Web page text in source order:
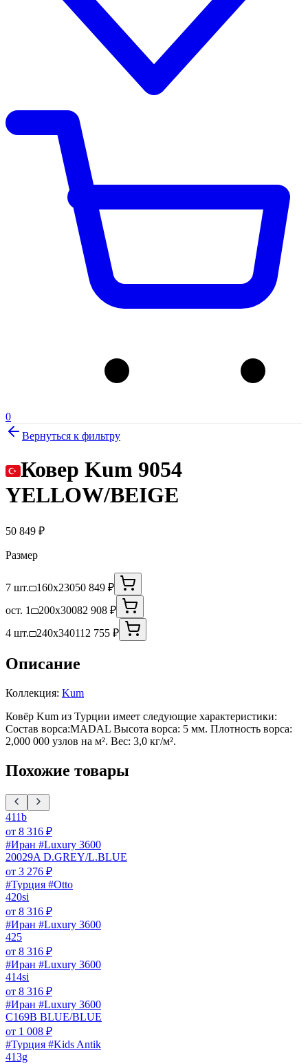
0
Вернуться к фильтру
Ковер Kum 9054
YELLOW/BEIGE
50 849 ₽
Размер
7 шт. 160x23050 849 ₽
ост. 1
200x30082 908 ₽
4 шт.
240x340112 755 ₽
Описание
Коллекция: Kum
Ковёр Kum из Турции имеет следующие характеристики:
Состав ворса:MADAL Высота ворса: 5 мм. Плотность ворса:
2,000 000 узлов на м². Вес: 3,0 кг/м².
Похожие товары
411b
от 8 316 ₽
#Иран #Luxury 3600
20029A D.GREY/L.BLUE
от 3 276 ₽
#Турция #Otto
420si
от 8 316 ₽
#Иран #Luxury 3600
425
от 8 316 ₽
#Иран #Luxury 3600
414si
от 8 316 ₽
#Иран #Luxury 3600
C169B BLUE/BLUE
от 1 008 ₽
#Турция #Kids Antik
413g